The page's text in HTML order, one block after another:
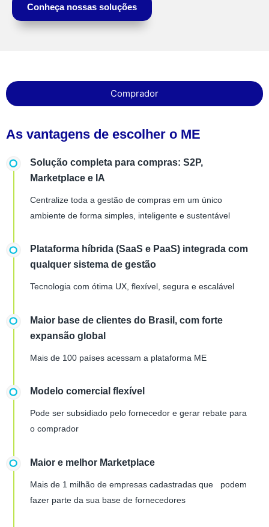
Conheça nossas soluções
Comprador
As vantagens de escolher o ME
Solução completa para compras: S2P,
Marketplace e IA
Centralize toda a gestão de compras em um único
ambiente de forma simples, inteligente e sustentável
Plataforma híbrida (SaaS e PaaS) integrada com
qualquer sistema de gestão
Tecnologia com ótima UX, flexível, segura e escalável
Maior base de clientes do Brasil, com forte
expansão global
Mais de 100 países acessam a plataforma ME
Modelo comercial flexível
Pode ser subsidiado pelo fornecedor e gerar rebate para
o comprador
Maior e melhor Marketplace
Mais de 1 milhão de empresas cadastradas que podem
fazer parte da sua base de fornecedores